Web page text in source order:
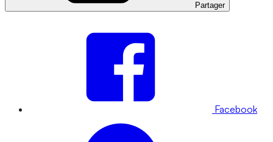
Partager
Facebook